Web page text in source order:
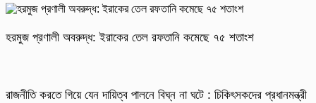
হরমুজ প্রণালী অবরুদ্ধ: ইরাকের তেল রফতানি কমেছে ৭৫ শতাংশ
রাজনীতি করতে গিয়ে যেন দায়িত্ব পালনে বিঘ্ন না ঘটে : চিকিৎসকদের প্রধানমন্ত্রী